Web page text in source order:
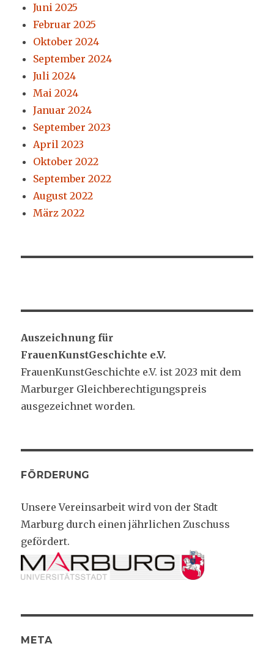
Juni 2025
Februar 2025
Oktober 2024
September 2024
Juli 2024
Mai 2024
Januar 2024
September 2023
April 2023
Oktober 2022
September 2022
August 2022
März 2022
Auszeichnung für
FrauenKunstGeschichte e.V.
FrauenKunstGeschichte e.V. ist 2023 mit dem
Marburger Gleichberechtigungspreis
ausgezeichnet worden.
FÖRDERUNG
Unsere Vereinsarbeit wird von der Stadt
Marburg durch einen jährlichen Zuschuss
gefördert.
META